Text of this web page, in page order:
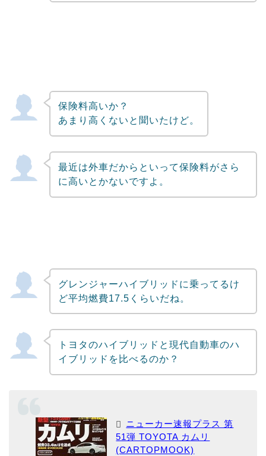
保険料高いか？
あまり高くないと聞いたけど。
最近は外車だからといって保険料がさら
に高いとかないですよ。
グレンジャーハイブリッドに乗ってるけ
ど平均燃費17.5くらいだね。
トヨタのハイブリッドと現代自動車のハ
イブリッドを比べるのか？
ニューカー速報プラス 第
51弾 TOYOTA カムリ
(CARTOPMOOK)